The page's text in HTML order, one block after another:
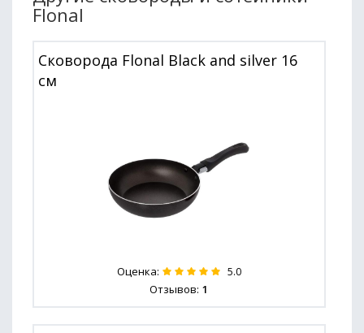
Flonal
Сковорода Flonal Black and silver 16
см
Оценка: 5.0
Отзывов: 1